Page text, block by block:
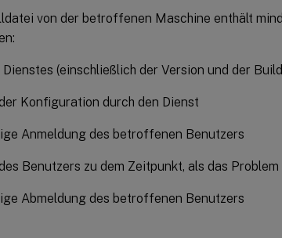
von der betroffenen Maschine enthält
(einschließlich der Version und der
Konfiguration durch den Dienst
Anmeldung des betroffenen Benutzers
Benutzers zu dem Zeitpunkt, als das
Abmeldung des betroffenen Benutzers